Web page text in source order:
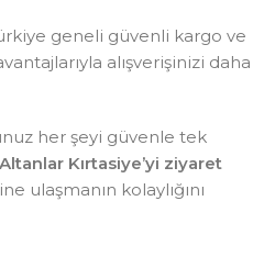
geneli güvenli kargo ve
alışverişinizi daha
her şeyi güvenle tek
Altanlar Kırtasiye’yi ziyaret
ulaşmanın kolaylığını